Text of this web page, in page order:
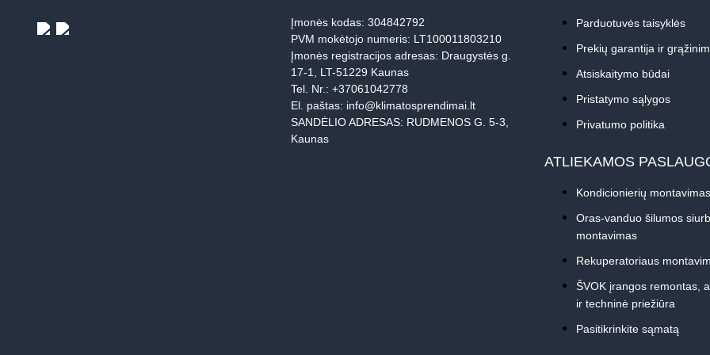
Įmonės kodas: 304842792
PVM mokėtojo numeris: LT100011803210
Įmonės registracijos adresas: Draugystės g.
17-1, LT-51229 Kaunas
Tel. Nr.: +37061042778
El. paštas: info@klimatosprendimai.lt
SANDĖLIO ADRESAS: RUDMENOS G. 5-3,
Kaunas
Parduotuvės taisyklės
Prekių garantija ir
Atsiskaitymo būdai
Pristatymo sąlygos
Privatumo politika
ATLIEKAMOS
Kondicionierių montavimas
Oras-vanduo šilumos
montavimas
Rekuperatoriaus
ŠVOK įrangos remontas,
ir techninė priežiūra
Pasitikrinkite sąmatą